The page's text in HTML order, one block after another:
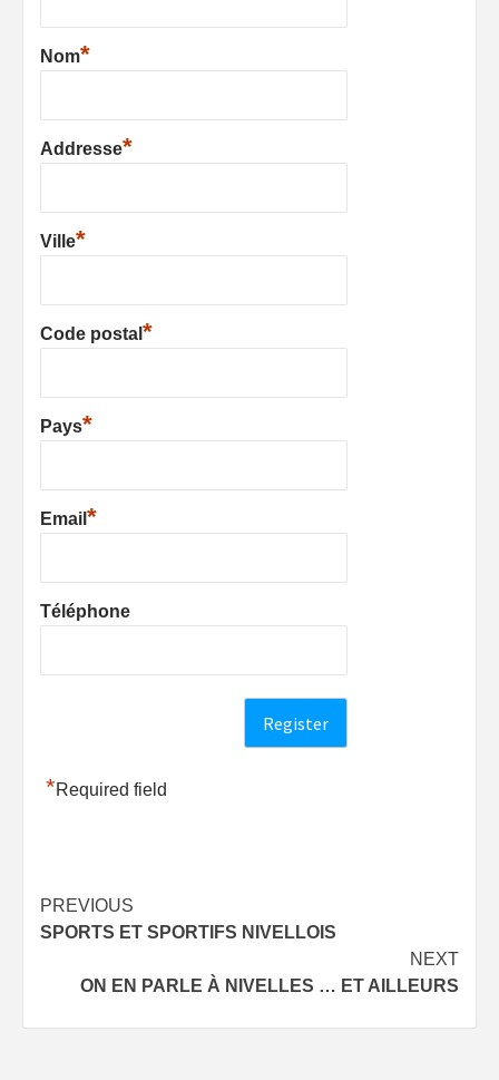
Nom*
Addresse*
Ville*
Code postal *
Pays*
Email *
Téléphone
*Required field
Post
navigation
PREVIOUS
SPORTS ET SPORTIFS NIVELLOIS
NEXT
ON EN PARLE À NIVELLES … ET AILLEURS